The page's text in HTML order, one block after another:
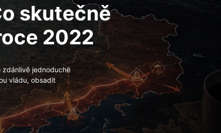
skutečně
2022
jednoduché
vládu, obsadit